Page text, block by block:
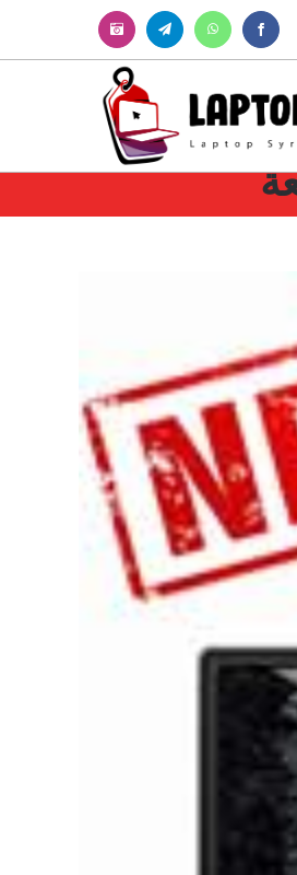
Facebook
WhatsApp
Telegram
Instagram